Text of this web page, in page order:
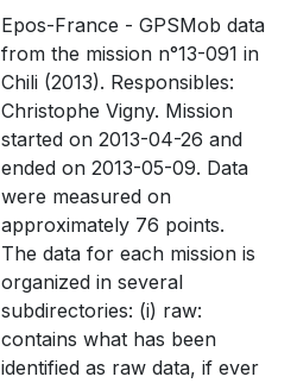
Epos-France - GPSMob data
from the mission n°13-091 in
Chili (2013). Responsibles:
Christophe Vigny. Mission
started on 2013-04-26 and
ended on 2013-05-09. Data
were measured on
approximately 76 points.
The data for each mission is
organized in several
subdirectories: (i) raw:
contains what has been
identified as raw data, if ever